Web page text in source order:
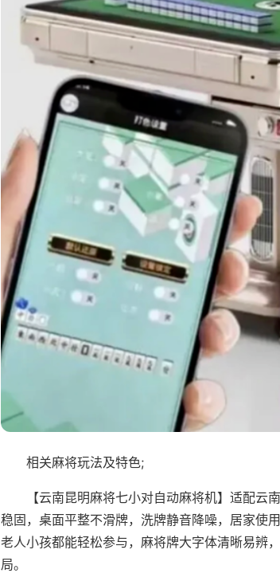
相关麻将玩法及特色;
【云南昆明麻将七小对自动麻将机】适配
稳固，桌面平整不滑牌，洗牌静音降噪，居家使
老人小孩都能轻松参与，麻将牌大字体清晰易辨
局。